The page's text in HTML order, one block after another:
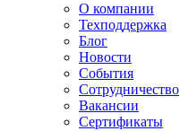
О компании
Техподдержка
Блог
Новости
События
Сотрудничество
Вакансии
Сертификаты